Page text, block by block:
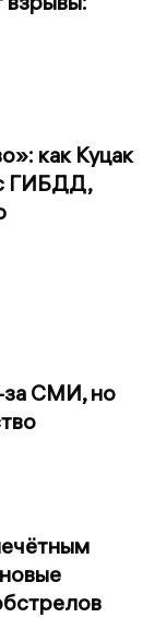
как Куцак
ГИБДД,
за СМИ, но